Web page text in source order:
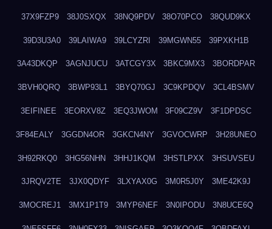
37X9FZP9 38J0SXQX 38NQ9PDV 38O70PCO 38QUD9KX
39D3U3A0 39LAIWA9 39LCYZRI 39MGWN55 39PXKH1B
3A43DKQP 3AGNJUCU 3ATCGY3X 3BKC9MX3 3BORDPAR
3BVH0QRQ 3BWP93L1 3BYQ70GJ 3C9KPDQV 3CL4BSMV
3EIFINEE 3EORXV8Z 3EQ3JWOM 3F09CZ9V 3F1DPDSC
3F84EALY 3GGDN4OR 3GKCN4NY 3GVOCWRP 3H28UNEO
3H92RKQ0 3HG56NHN 3HHJ1KQM 3HSTLPXX 3HSUVSEU
3JRQV2TE 3JX0QDYF 3LXYAX0G 3M0R5J0Y 3ME42K9J
3MOCREJ1 3MX1P1T9 3MYP6NEF 3N0IPODU 3N8UCE6Q